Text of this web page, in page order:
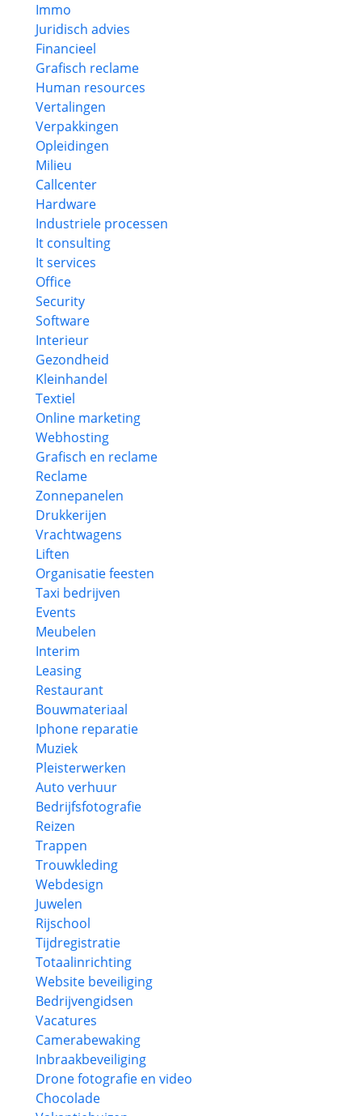
Immo
Juridisch advies
Financieel
Grafisch reclame
Human resources
Vertalingen
Verpakkingen
Opleidingen
Milieu
Callcenter
Hardware
Industriele processen
It consulting
It services
Office
Security
Software
Interieur
Gezondheid
Kleinhandel
Textiel
Online marketing
Webhosting
Grafisch en reclame
Reclame
Zonnepanelen
Drukkerijen
Vrachtwagens
Liften
Organisatie feesten
Taxi bedrijven
Events
Meubelen
Interim
Leasing
Restaurant
Bouwmateriaal
Iphone reparatie
Muziek
Pleisterwerken
Auto verhuur
Bedrijfsfotografie
Reizen
Trappen
Trouwkleding
Webdesign
Juwelen
Rijschool
Tijdregistratie
Totaalinrichting
Website beveiliging
Bedrijvengidsen
Vacatures
Camerabewaking
Inbraakbeveiliging
Drone fotografie en video
Chocolade